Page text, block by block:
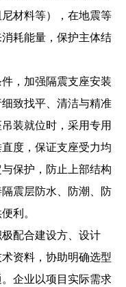
材料等），在地震等
耗能量，保护主体结
，加强隔震支座安装
致找平、清洁与精准
装就位时，采用专用
度，保证支座受力均
保护，防止上部结构
震层防水、防潮、防
利。
配合建设方、设计
资料，协助明确选型
企业以项目实际需求